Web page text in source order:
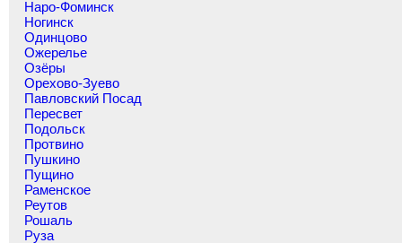
Наро-Фоминск
Ногинск
Одинцово
Ожерелье
Озёры
Орехово-Зуево
Павловский Посад
Пересвет
Подольск
Протвино
Пушкино
Пущино
Раменское
Реутов
Рошаль
Руза